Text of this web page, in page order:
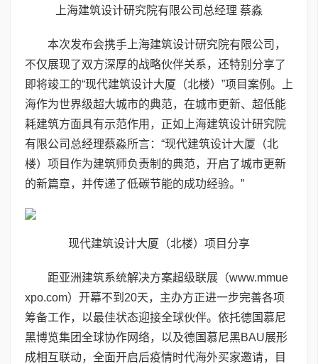
上海建筑设计研究院有限公司总经理 蔡淼
本次发布会携手上海建筑设计研究院有限公司，
不仅展现了双方深厚的战略伙伴关系，还特别分享了
即将竣工的“现代建筑设计大厦（北楼）”项目案例。上
海作为世界级超大城市的典范，在城市更新、超低能
耗建筑方面具有示范作用，正如上海建筑设计研究院
有限公司总经理蔡淼所言：“现代建筑设计大厦（北
楼）项目作为建筑师负责制的典范，开启了城市更新
的新篇章，并传递了低碳节能的成功经验。”
现代建筑设计大厦（北楼）项目分享
距亚洲建筑系统解决方案超级联展（www.mmue
xpo.com）开幕不到20天，主办方正进一步完善各项
筹备工作，以最佳状态迎接全球伙伴。依托德国慕尼
黑博览集团全球协作网络，以及德国慕尼黑BAU展形
成相互联动，全面开启后疫情时代海外买家邀请，目